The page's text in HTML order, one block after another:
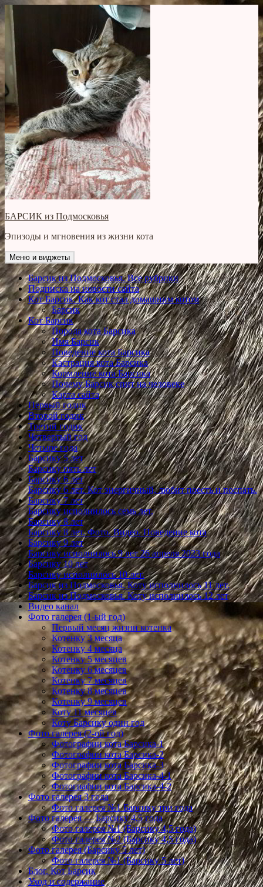
Перейти
содержимому
БАРСИК из Подмосковья
Эпизоды и мгновения из жизни кота
Меню и виджеты
Барсик из Подмосковья. Все рубрики
Подписка на новости сайта
Кот Барсик. Как кот стал домашним котом
Барсик
Кот Барсик
Порода кота Барсика
Имя Барсик
Поведение кота Барсика
Кастрация кота Барсика
Кормление кота Барсика
Почему Барсик спит на человеке
Карта сайта
Первый годик
Второй годик
Третий годик
Четвертый год
Четыре года
Барсику 5 лет
Барсику пять лет
Барсику 6 лет
Барсику 6 лет. Кот энергичный, любит поесть и поспать.
Барсику 7 лет
Барсику исполнилось семь лет.
Барсику 8 лет
Барсику 8 лет. Фото. Видео. Поведение кота
Барсику 9 лет
Барсику исполнилось 9 лет 26 апреля 2023 года
Барсику 10 лет
Барсику исполнилось 10 лет.
Барсик из Подмосковья. Коту исполнилось 11 лет.
Барсик из Подмосковья. Коту исполнилось 12 лет
Видео канал
Фото галерея (1-ый год)
Первый месяц жизни котенка
Котенку 3 месяца
Котенку 4 месяца
Котенку 5 месяцев
Котенку 6 месяцев
Котенку 7 месяцев
Котенку 8 месяцев
Котенку 9 месяцев
Коту 11 месяцев
Коту Барсику один год
Фото галерея (2-ой год)
Фотографии кота Барсика-1
Фотографии кота Барсика-2
Фотографии кота Барсика-3
Фотографии кота Барсика-4-1
Фотографии кота Барсика-4-2
Фото галерея 3 года
Фото галерея №1 Барсику три года
Фото галерея — Барсику 4,5 года
Фото галерея №1 (Барсику 4,5 года)
Фото галерея №2 (Барсику 4,5 года)
Фото галерея (Барсику 5 лет)
Фото галерея №1 (Барсику 5 лет)
Блог. Кот Барсик
Уход и содержание